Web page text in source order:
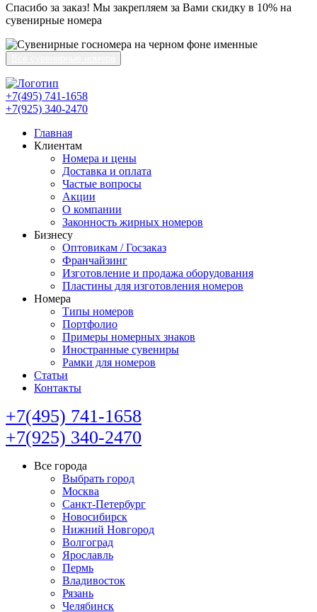
Спасибо за заказ! Мы закрепляем за Вами скидку в 10% на
сувенирные номера
+7(495) 741-1658
+7(925) 340-2470
Главная
Клиентам
Номера и цены
Доставка и оплата
Частые вопросы
Акции
О компании
Законность жирных номеров
Бизнесу
Оптовикам / Госзаказ
Франчайзинг
Изготовление и продажа оборудования
Пластины для изготовления номеров
Номера
Типы номеров
Портфолио
Примеры номерных знаков
Иностранные сувениры
Рамки для номеров
Статьи
Контакты
+7(495) 741-1658
+7(925) 340-2470
Все города
Выбрать город
Москва
Санкт-Петербург
Новосибирск
Нижний Новгород
Волгоград
Ярославль
Пермь
Владивосток
Рязань
Челябинск